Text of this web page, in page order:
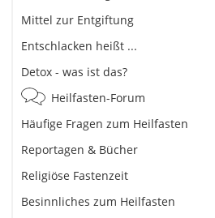
Mittel zur Entgiftung
Entschlacken heißt ...
Detox - was ist das?
Heilfasten-Forum
Häufige Fragen zum Heilfasten
Reportagen & Bücher
Religiöse Fastenzeit
Besinnliches zum Heilfasten